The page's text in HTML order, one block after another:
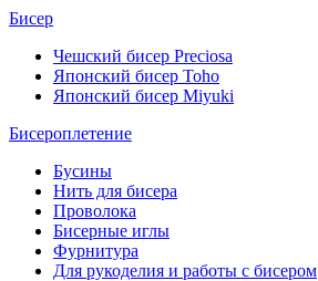
Бисер
Чешский бисер Preciosa
Японский бисер Toho
Японский бисер Miyuki
Бисероплетение
Бусины
Нить для бисера
Проволока
Бисерные иглы
Фурнитура
Для рукоделия и работы с бисером